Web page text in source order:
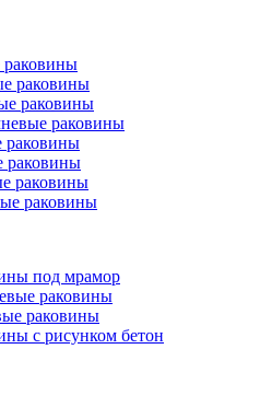
раковины
раковины
раковины
раковины
раковины
раковины
раковины
раковины
под мрамор
раковины
раковины
с рисунком бетон